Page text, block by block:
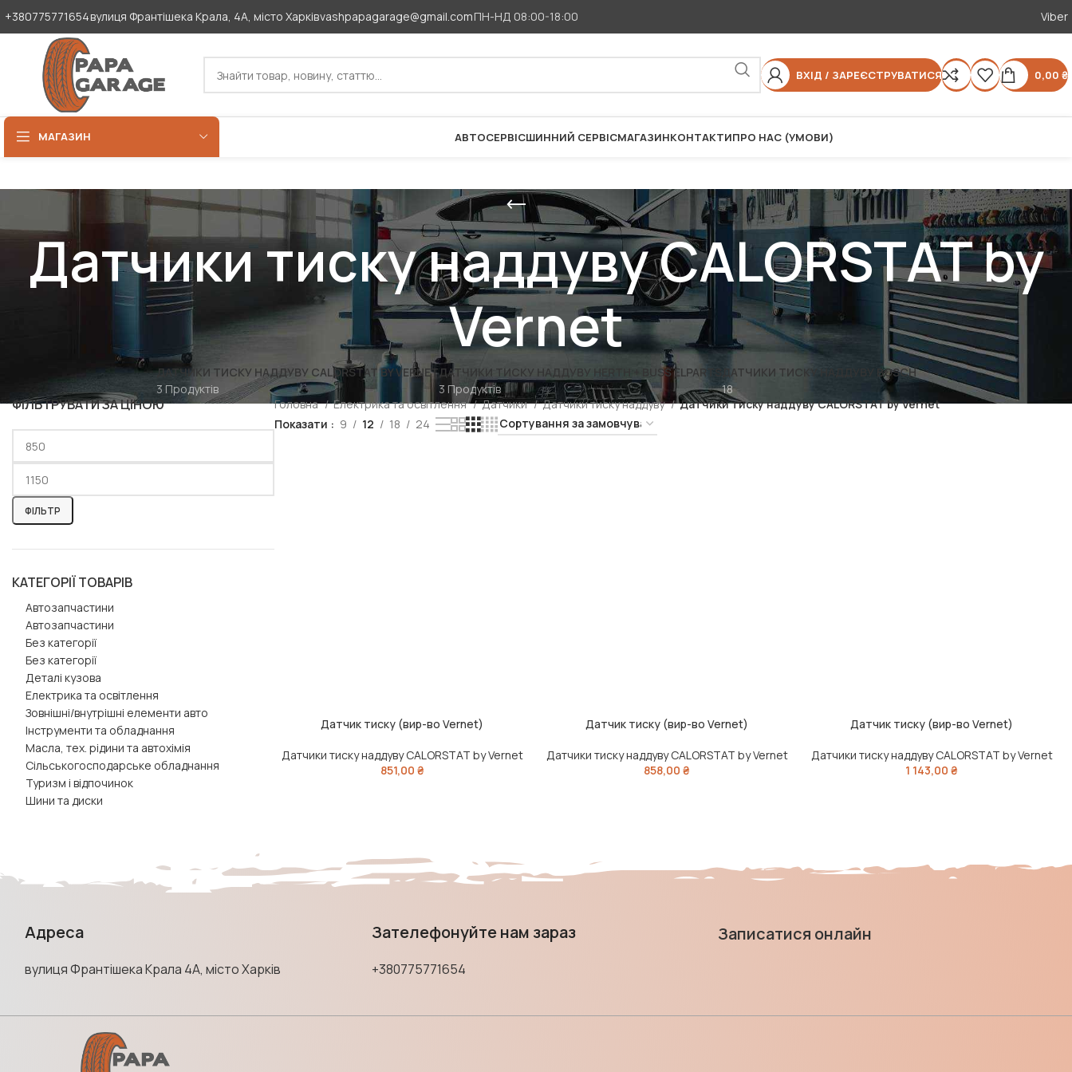
+380775771654вулиця Франтішека Крала, 4А, місто Харківvashpapagarage@gmail.comПН-НД 08:00-18:00 Viber
ВХІД / ЗАРЕЄСТРУВАТИСЯ 0,00 ₴
МАГАЗИН АВТОСЕРВІСШИННИЙ СЕРВІСМАГАЗИНКОНТАКТИПРО НАС (УМОВИ)
Датчики тиску наддуву CALORSTAT by
Vernet
ДАТЧИКИ ТИСКУ НАДДУВУ CALORSTAT BY VERNET
3 Продуктів
ДАТЧИКИ ТИСКУ НАДДУВУ HERTH + BUSS ELPARTS
3 Продуктів
ДАТЧИКИ ТИСКУ НАДДУВУ BOSCH
18
ФІЛЬТРУВАТИ ЗА ЦІНОЮ
ФІЛЬТР
КАТЕГОРІЇ ТОВАРІВ
Автозапчастини
Автозапчастини
Без категорії
Без категорії
Деталі кузова
Електрика та освітлення
Зовнішні/внутрішні елементи авто
Інструменти та обладнання
Масла, тех. рідини та автохімія
Сільськогосподарське обладнання
Туризм і відпочинок
Шини та диски
Головна Електрика та освітлення Датчики Датчики тиску наддуву
Датчики тиску наддуву CALORSTAT by Vernet
Показати
9 12 18 24
ДОДАТИ В КОШИК
Датчик тиску (вир-во Vernet)
Датчики тиску наддуву CALORSTAT by Vernet
851,00 ₴
ДОДАТИ В КОШИК
Датчик тиску (вир-во Vernet)
Датчики тиску наддуву CALORSTAT by Vernet
858,00₴
ДОДАТИ В КОШИК
Датчик тиску (вир-во Vernet)
Датчики тиску наддуву CALORSTAT by Vernet
1 143,00₴
Адреса
вулиця Франтішека Крала 4А, місто Харків
Зателефонуйте нам зараз
+380775771654
Записатися онлайн